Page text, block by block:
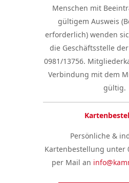
Menschen mit
gültigem Ausweis
erforderlich) wenden
die Geschäftsstelle
0981/13756.
Verbindung mit dem
gültig.
Persönliche &
Kartenbestellung unter
per Mail an